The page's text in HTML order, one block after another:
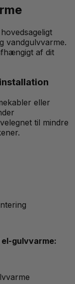
vandgulvvarme.
af dit
eller
til mindre
el-gulvvarme: